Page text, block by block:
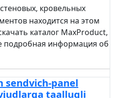
кровельных
находится на этом
каталог MaxProduct,
подробная информация об
sendvich-panel
taalluqli